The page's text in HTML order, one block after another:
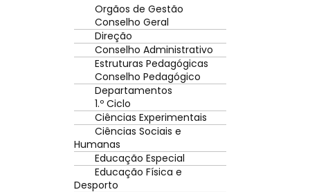
Orgãos de Gestão
Conselho Geral
Direção
Conselho Administrativo
Estruturas Pedagógicas
Conselho Pedagógico
Departamentos
1.º Ciclo
Ciências Experimentais
Ciências Sociais e
Humanas
Educação Especial
Educação Física e
Desporto